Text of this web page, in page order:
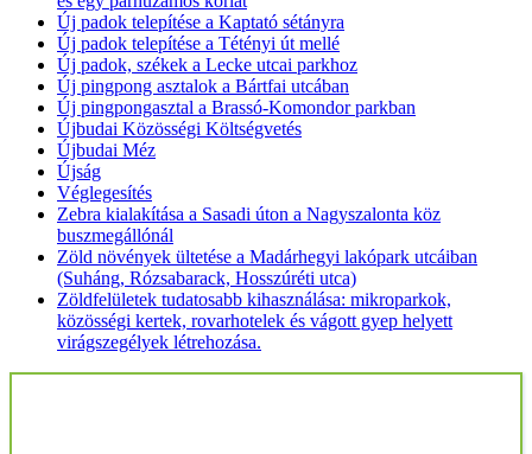
Új padok telepítése a Kaptató sétányra
Új padok telepítése a Tétényi út mellé
Új padok, székek a Lecke utcai parkhoz
Új pingpong asztalok a Bártfai utcában
Új pingpongasztal a Brassó-Komondor parkban
Újbudai Közösségi Költségvetés
Újbudai Méz
Újság
Véglegesítés
Zebra kialakítása a Sasadi úton a Nagyszalonta köz
buszmegállónál
Zöld növények ültetése a Madárhegyi lakópark utcáiban
(Suháng, Rózsabarack, Hosszúréti utca)
Zöldfelületek tudatosabb kihasználása: mikroparkok,
közösségi kertek, rovarhotelek és vágott gyep helyett
virágszegélyek létrehozása.